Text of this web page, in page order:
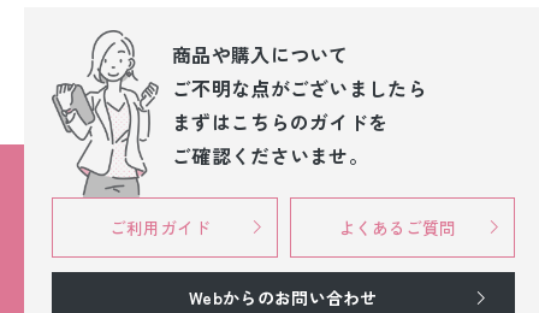
商品や購入について
ご不明な点がございましたら
まずはこちらのガイドを
ご確認くださいませ。
ご利用ガイド よくあるご質問
Webからのお問い合わせ